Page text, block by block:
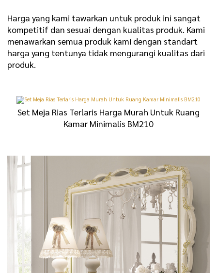
Harga yang kami tawarkan untuk produk ini sangat
kompetitif dan sesuai dengan kualitas produk. Kami
menawarkan semua produk kami dengan standart
harga yang tentunya tidak mengurangi kualitas dari
produk.
Set Meja Rias Terlaris Harga Murah Untuk Ruang
Kamar Minimalis BM210